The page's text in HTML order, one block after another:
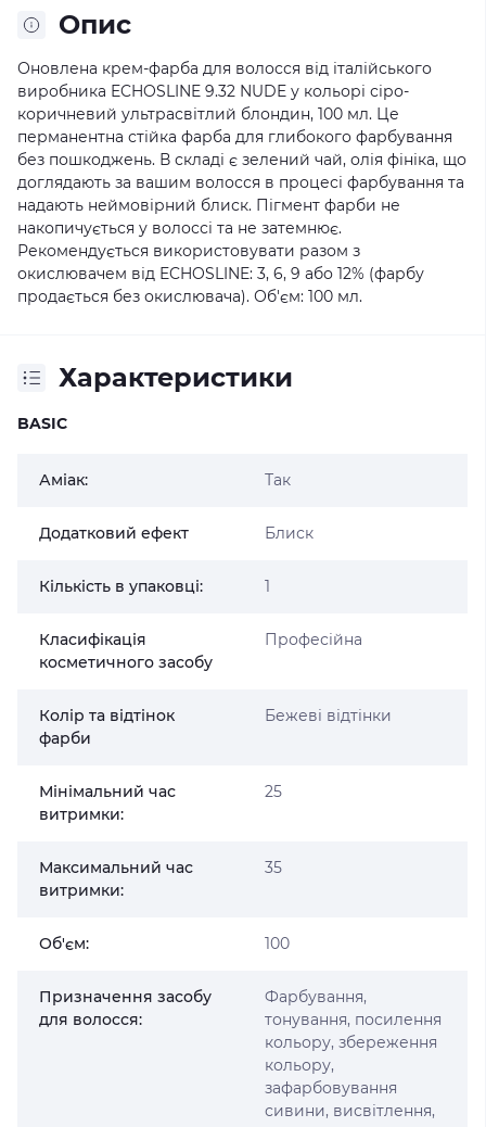
Опис
Оновлена крем-фарба для волосся від італійського
виробника ECHOSLINE 9.32 NUDE у кольорі сіро-
коричневий ультрасвітлий блондин, 100 мл. Це
перманентна стійка фарба для глибокого фарбування
без пошкоджень. В складі є зелений чай, олія фініка, що
доглядають за вашим волосся в процесі фарбування та
надають неймовірний блиск. Пігмент фарби не
накопичується у волоссі та не затемнює.
Рекомендується використовувати разом з
окислювачем від ECHOSLINE: 3, 6, 9 або 12% (фарбу
продається без окислювача). Об'єм: 100 мл.
Характеристики
BASIC
Аміак: Так
Додатковий ефект Блиск
Кількість в упаковці: 1
Класифікація
косметичного засобу
Професійна
Колір та відтінок
фарби
Бежеві відтінки
Мінімальний час
витримки:
25
Максимальний час
витримки:
35
Об'єм: 100
Призначення засобу
для волосся:
Фарбування,
тонування, посилення
кольору, збереження
кольору,
зафарбовування
сивини, висвітлення,